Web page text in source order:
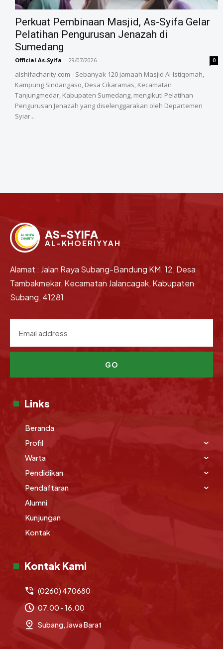
‎Perkuat Pembinaan Masjid, As-Syifa Gelar
Pelatihan Pengurusan Jenazah di
Sumedang
Official As-Syifa - 29/07/2026 0
alshifacharity.com - Sebanyak 120 jamaah Masjid Al-Istiqomah,
Kampung Sindangaso, Desa Cikaramas, Kecamatan
Tanjungmedar, Kabupaten Sumedang, mengikuti Pelatihan
Pengurusan Jenazah yang diselenggarakan oleh Departemen
Syiar...
AS-SYIFA
AL-KHOERIYYAH
Alamat : Jalan Raya Subang-Bandung KM. 12, Desa
Tambakmekar, Kecamatan Jalancagak, Kabupaten
Subang, 41281
GO
Links
Beranda
Profil
Warta
Pendidikan
Pendaftaran
Alumni
Kunjungan
Kontak
Kontak Kami
(0260) 470680
07.00 - 16.00
Subang, Jawa Barat